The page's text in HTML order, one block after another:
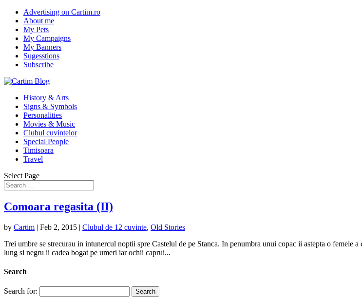
Advertising on Cartim.ro
About me
My Pets
My Campaigns
My Banners
Sugesstions
Subscribe
History & Arts
Signs & Symbols
Personalities
Movies & Music
Clubul cuvintelor
Special People
Timisoara
Travel
Select Page
Comoara regasita (II)
by Cartim | Feb 2, 2015 | Clubul de 12 cuvinte, Old Stories
Trei umbre se strecurau in intunercul noptii spre Castelul de pe Stanca. In penumbra unui copac ii astepta o femeie
lung si negru ii cadea bogat pe umeri iar ochii caprui...
Search
Search for: